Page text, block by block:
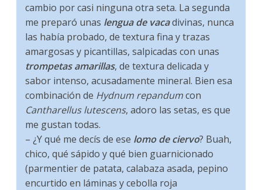
cambio por casi ninguna otra seta. La segunda
me preparó unas lengua de vacadivinas, nunca
las había probado, de textura fina y trazas
amargosas y picantillas, salpicadas con unas
trompetas amarillas, de textura delicada y
sabor intenso, acusadamente mineral. Bien esa
combinación de Hydnum repandumcon
Cantharellus lutescens, adoro las setas, es que
me gustan todas.
– ¿Y qué me decís de ese lomo de ciervo? Buah,
chico, qué sápido y qué bien guarnicionado
(parmentier de patata, calabaza asada, pepino
encurtido en láminas y cebolla roja